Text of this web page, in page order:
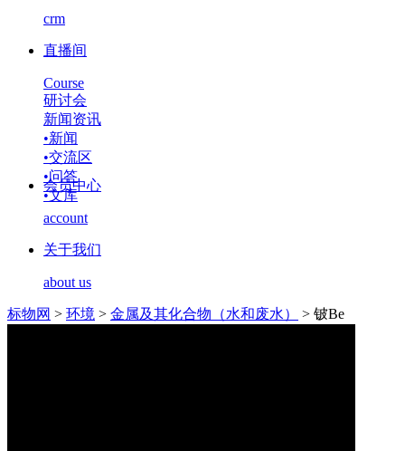
crm
直播间
Course
研讨会
新闻资讯
•新闻
•交流区
•问答
•文库
会员中心
account
关于我们
about us
标物网 > 环境 > 金属及其化合物（水和废水） > 铍Be